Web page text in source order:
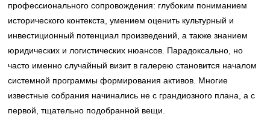
профессионального сопровождения: глубоким пониманием
исторического контекста, умением оценить культурный и
инвестиционный потенциал произведений, а также знанием
юридических и логистических нюансов. Парадоксально, но
часто именно случайный визит в галерею становится началом
системной программы формирования активов. Многие
известные собрания начинались не с грандиозного плана, а с
первой, тщательно подобранной вещи.